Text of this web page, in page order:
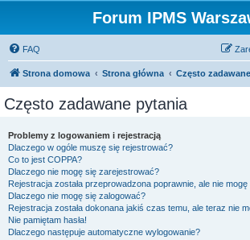
Forum IPMS
FAQ
Strona domowa Strona główna Często
Często zadawane pytania
Problemy z logowaniem i rejestracją
Dlaczego w ogóle muszę się rejestrować?
Co to jest COPPA?
Dlaczego nie mogę się zarejestrować?
Rejestracja została przeprowadzona poprawnie, ale nie
Dlaczego nie mogę się zalogować?
Rejestracja została dokonana jakiś czas temu, ale teraz nie
Nie pamiętam hasła!
Dlaczego następuje automatyczne wylogowanie?